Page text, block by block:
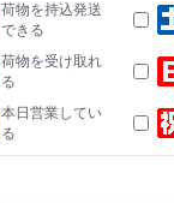
荷物を持込発送
できる
荷物を受け取れ
る
本日営業してい
る